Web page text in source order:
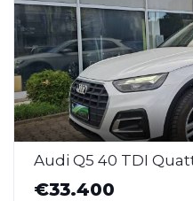
€33.400